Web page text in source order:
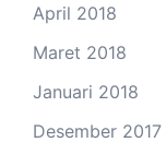
April 2018
Maret 2018
Januari 2018
Desember 2017